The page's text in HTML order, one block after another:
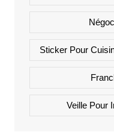
Sticker Pour
Veille Pour